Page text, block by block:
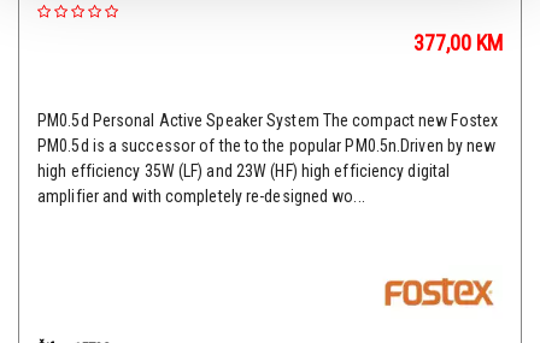
377,00 KM
PM0.5d Personal Active Speaker System The compact new Fostex
PM0.5d is a successor of the to the popular PM0.5n.Driven by new
high efficiency 35W (LF) and 23W (HF) high efficiency digital
amplifier and with completely re-designed wo...